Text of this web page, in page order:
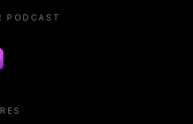
PODCAST
podcast